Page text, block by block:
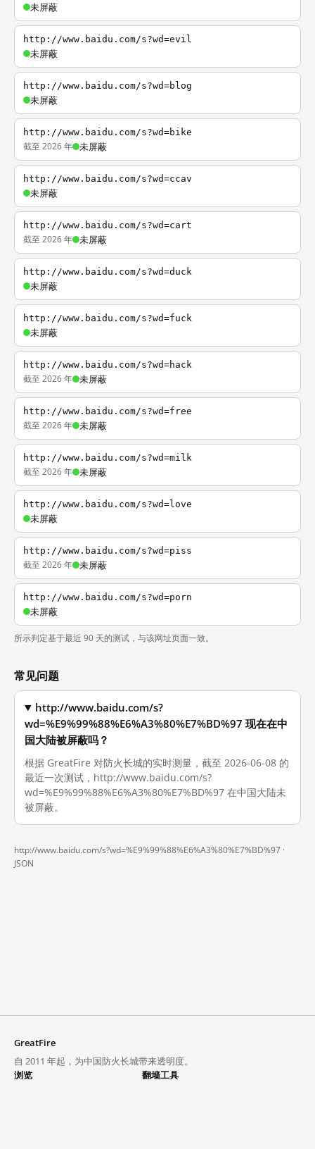
未屏蔽
http://www.baidu.com/s?wd=evil
未屏蔽
http://www.baidu.com/s?wd=blog
未屏蔽
http://www.baidu.com/s?wd=bike
截至 2026 年 未屏蔽
http://www.baidu.com/s?wd=ccav
未屏蔽
http://www.baidu.com/s?wd=cart
截至 2026 年 未屏蔽
http://www.baidu.com/s?wd=duck
未屏蔽
http://www.baidu.com/s?wd=fuck
未屏蔽
http://www.baidu.com/s?wd=hack
截至 2026 年 未屏蔽
http://www.baidu.com/s?wd=free
截至 2026 年 未屏蔽
http://www.baidu.com/s?wd=milk
截至 2026 年 未屏蔽
http://www.baidu.com/s?wd=love
未屏蔽
http://www.baidu.com/s?wd=piss
截至 2026 年 未屏蔽
http://www.baidu.com/s?wd=porn
未屏蔽
所示判定基于最近 90 天的测试，与该网址页面一致。
常见问题
http://www.baidu.com/s?
wd=%E9%99%88%E6%A3%80%E7%BD%97 现在在中
国大陆被屏蔽吗？
根据 GreatFire 对防火长城的实时测量，截至 2026-06-08 的
最近一次测试，http://www.baidu.com/s?
wd=%E9%99%88%E6%A3%80%E7%BD%97 在中国大陆未
被屏蔽。
http://www.baidu.com/s?wd=%E9%99%88%E6%A3%80%E7%BD%97 ·
JSON
GreatFire
自 2011 年起，为中国防火长城带来透明度。
浏览
翻墙工具